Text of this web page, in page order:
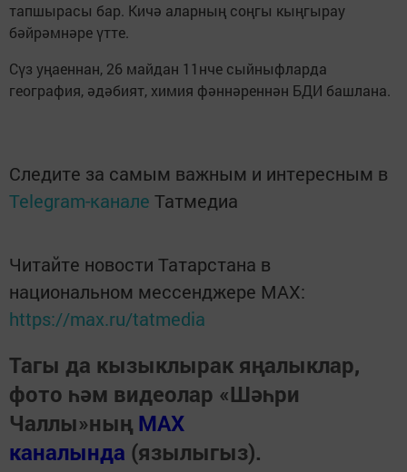
тапшырасы бар. Кичә аларның соңгы кыңгырау
бәйрәмнәре үтте.
Сүз уңаеннан, 26 майдан 11нче сыйныфларда
география, әдәбият, химия фәннәреннән БДИ башлана.
Следите за самым важным и интересным в
Telegram-канале Татмедиа
Читайте новости Татарстана в
национальном мессенджере MАХ:
https://max.ru/tatmedia
Тагы да кызыклырак яңалыклар,
фото һәм видеолар «Шәһри
Чаллы»ның MAX
каналында (язылыгыз).